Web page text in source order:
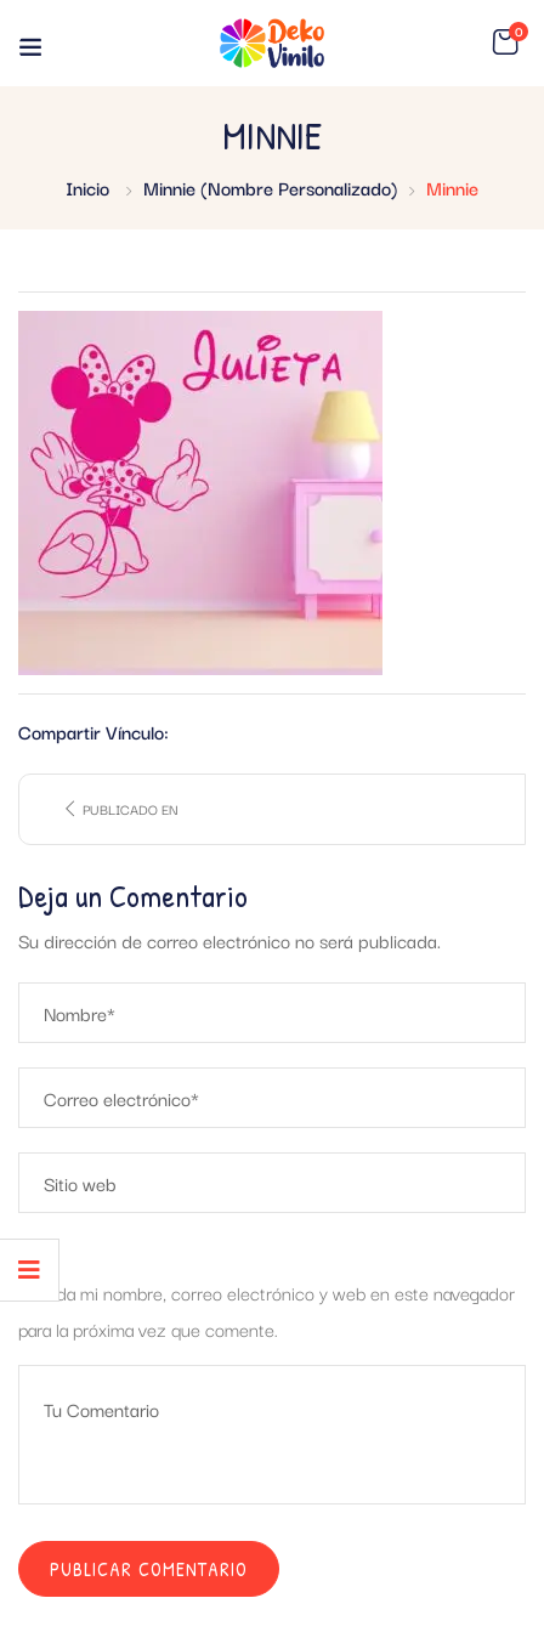
0
MINNIE
Inicio Minnie (Nombre Personalizado) Minnie
Compartir Vínculo:
PUBLICADO EN
Deja un Comentario
Su dirección de correo electrónico no será publicada.
Guarda mi nombre, correo electrónico y web en este navegador
para la próxima vez que comente.